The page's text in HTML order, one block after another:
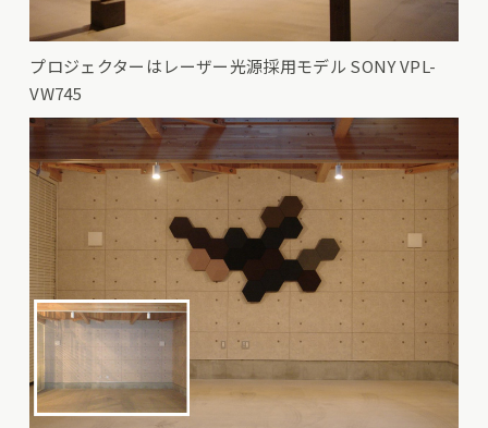
プロジェクターはレーザー光源採用モデル SONY VPL-
VW745